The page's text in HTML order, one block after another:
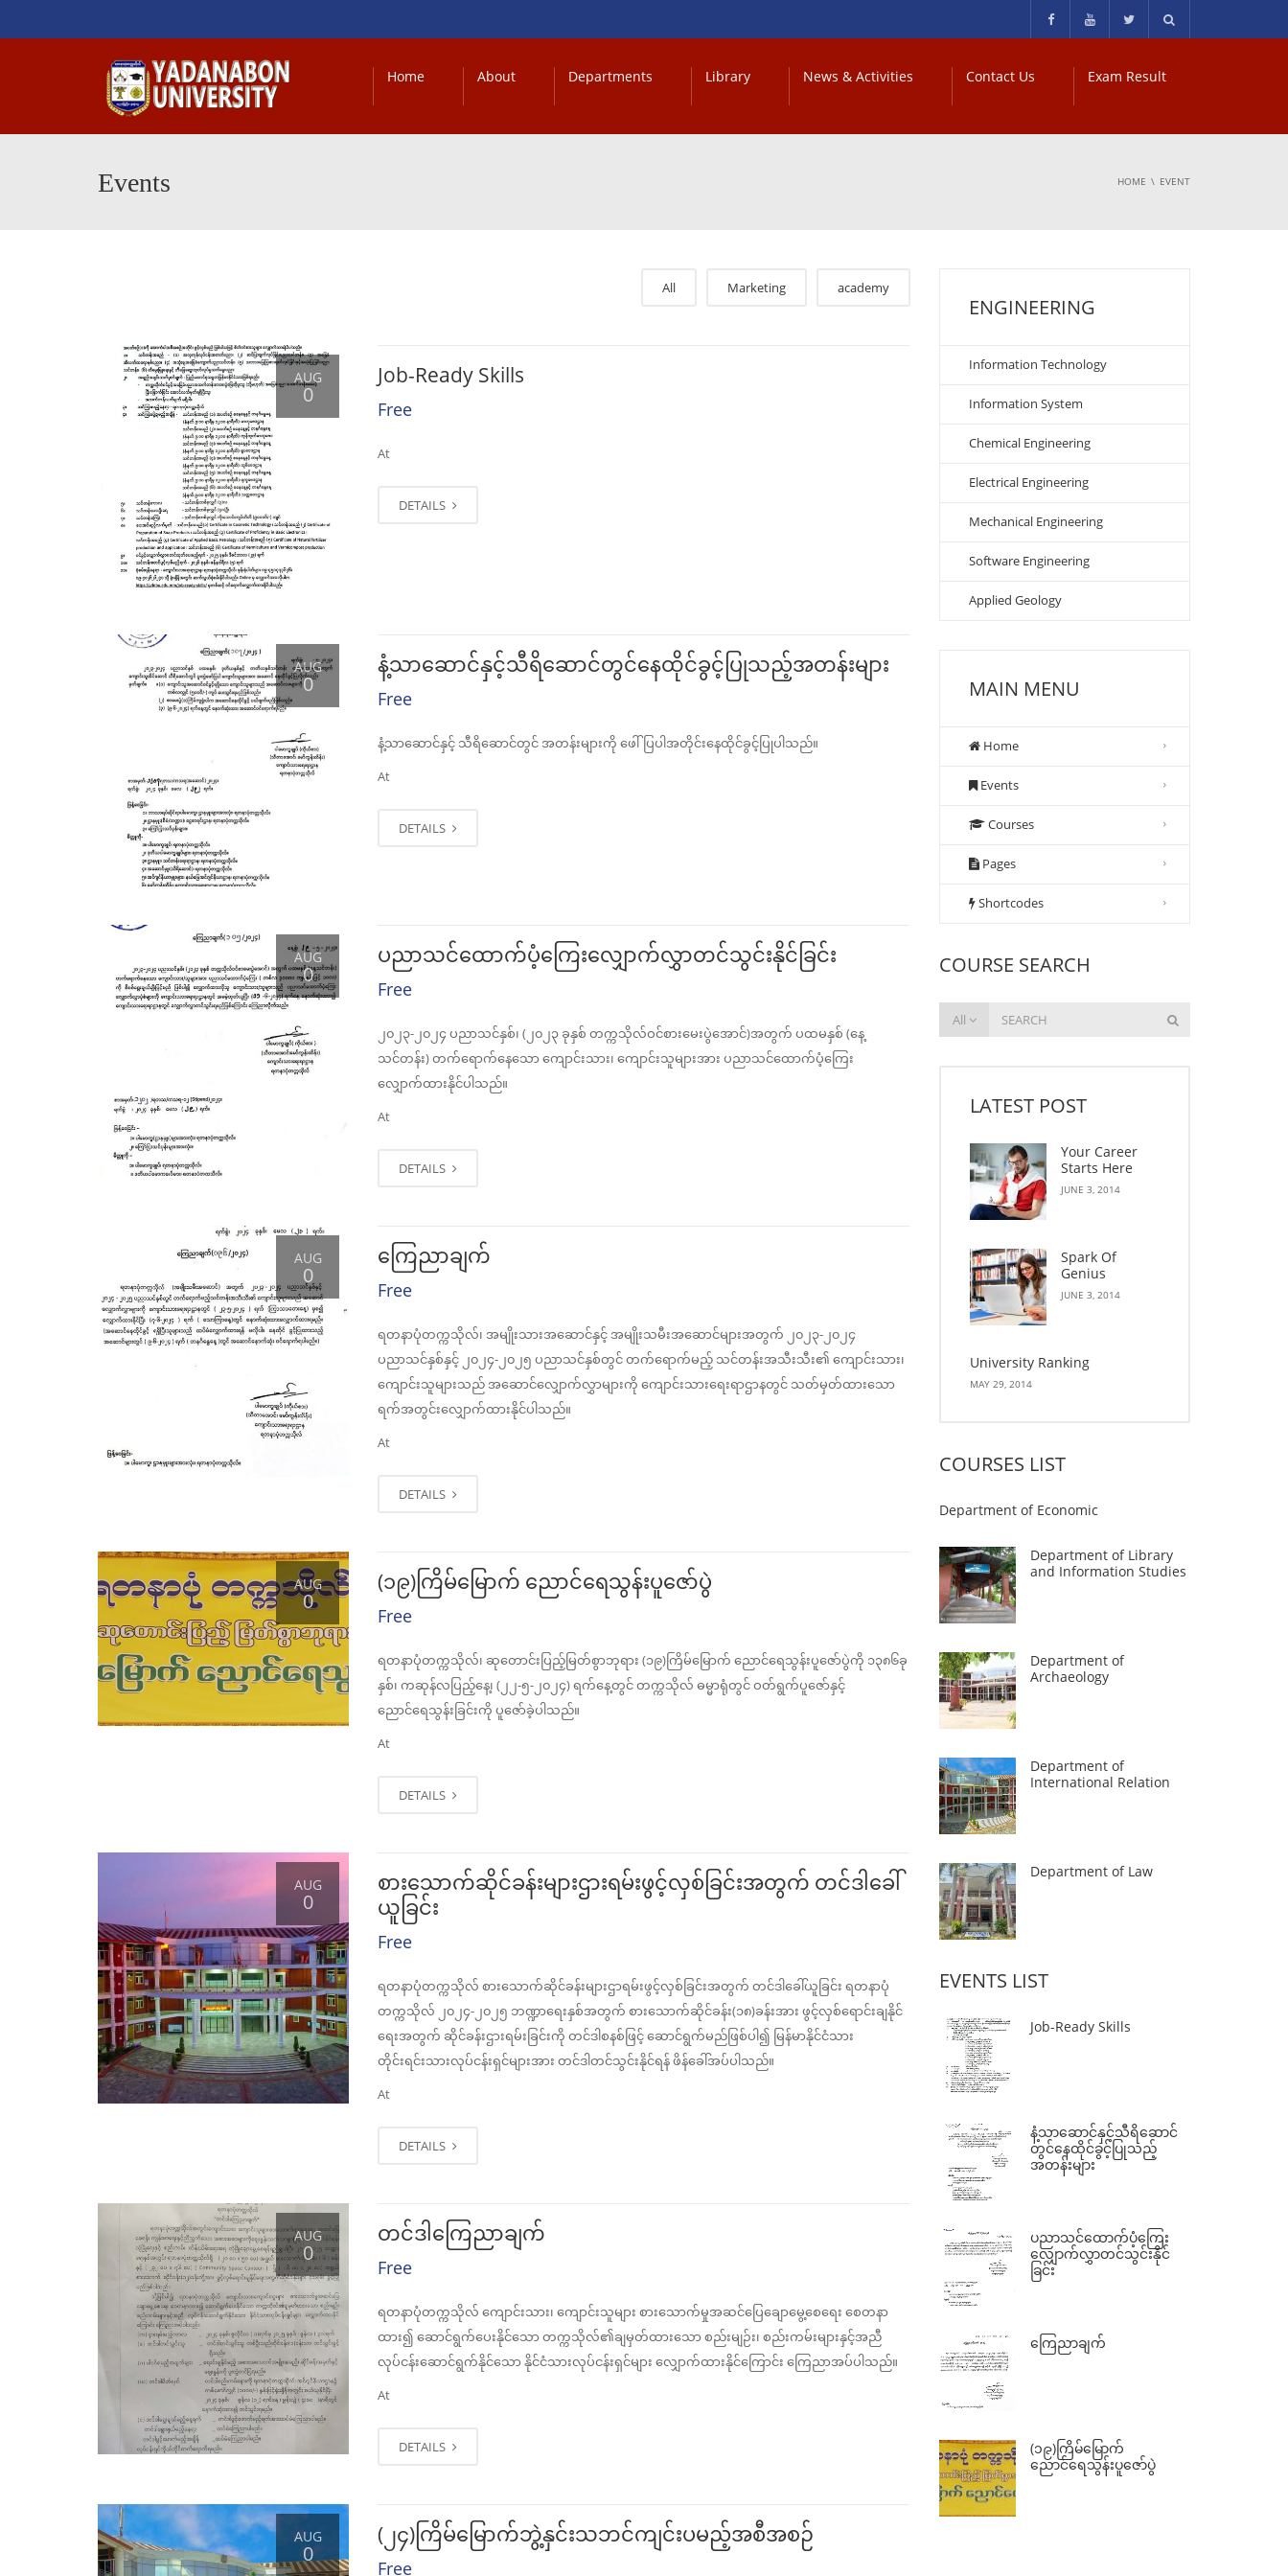
Home About Departments Library News & Activities Contact Us Exam Result
Events HOME EVENT
All Marketing academy
AUG
0
Job-Ready Skills
Free
At
DETAILS
AUG
0
နံ့သာဆောင်နှင့်သီရိဆောင်တွင်နေထိုင်ခွင့်ပြုသည့်အတန်းများ
Free
နံ့သာဆောင်နှင့် သီရိဆောင်တွင် အတန်းများကို ဖေါ်ပြပါအတိုင်းနေထိုင်ခွင့်ပြုပါသည်။
At
DETAILS
AUG
0
ပညာသင်ထောက်ပံ့ကြေးလျှောက်လွှာတင်သွင်းနိုင်ခြင်း
Free
၂၀၂၃-၂၀၂၄ ပညာသင်နှစ်၊ (၂၀၂၃ ခုနှစ် တက္ကသိုလ်ဝင်စားမေးပွဲအောင်)အတွက် ပထမနှစ် (နေ့
သင်တန်း) တက်ရောက်နေသော ကျောင်းသား၊ ကျောင်းသူများအား ပညာသင်ထောက်ပံ့ကြေး
လျှောက်ထားနိုင်ပါသည်။
At
DETAILS
AUG
0
ကြေညာချက်
Free
ရတနာပုံတက္ကသိုလ်၊ အမျိုးသားအဆောင်နှင့် အမျိုးသမီးအဆောင်များအတွက် ၂၀၂၃-၂၀၂၄
ပညာသင်နှစ်နှင့် ၂၀၂၄-၂၀၂၅ ပညာသင်နှစ်တွင် တက်ရောက်မည့် သင်တန်းအသီးသီး၏ ကျောင်းသား၊
ကျောင်းသူများသည် အဆောင်လျှောက်လွှာများကို ကျောင်းသားရေးရာဌာနတွင် သတ်မှတ်ထားသော
ရက်အတွင်းလျှောက်ထားနိုင်ပါသည်။
At
DETAILS
AUG
0
(၁၉)ကြိမ်မြောက် ညောင်ရေသွန်းပူဇော်ပွဲ
Free
ရတနာပုံတက္ကသိုလ်၊ ဆုတောင်းပြည့်မြတ်စွာဘုရား (၁၉)ကြိမ်မြောက် ညောင်ရေသွန်းပူဇော်ပွဲကို ၁၃၈၆ခု
နှစ်၊ ကဆုန်လပြည့်နေ့၊ (၂၂-၅-၂၀၂၄) ရက်နေ့တွင် တက္ကသိုလ် ဓမ္မာရုံတွင် ဝတ်ရွက်ပူဇော်နှင့်
ညောင်ရေသွန်းခြင်းကို ပူဇော်ခဲ့ပါသည်။
At
DETAILS
AUG
0
စားသောက်ဆိုင်ခန်းများဌားရမ်းဖွင့်လှစ်ခြင်းအတွက် တင်ဒါခေါ်
ယူခြင်း
Free
ရတနာပုံတက္ကသိုလ် စားသောက်ဆိုင်ခန်းများဌာရမ်းဖွင့်လှစ်ခြင်းအတွက် တင်ဒါခေါ်ယူခြင်း ရတနာပုံ
တက္ကသိုလ် ၂၀၂၄-၂၀၂၅ ဘဏ္ဍာရေးနှစ်အတွက် စားသောက်ဆိုင်ခန်း(၁၈)ခန်းအား ဖွင့်လှစ်ရောင်းချနိုင်
ရေးအတွက် ဆိုင်ခန်းဌားရမ်းခြင်းကို တင်ဒါစနစ်ဖြင့် ဆောင်ရွက်မည်ဖြစ်ပါ၍ မြန်မာနိုင်ငံသား
တိုင်းရင်းသားလုပ်ငန်းရှင်များအား တင်ဒါတင်သွင်းနိုင်ရန် ဖိန်ခေါ်အပ်ပါသည်။
At
DETAILS
AUG
0
တင်ဒါကြေညာချက်
Free
ရတနာပုံတက္ကသိုလ် ကျောင်းသား၊ ကျောင်းသူများ စားသောက်မှုအဆင်ပြေချောမွေ့စေရေး စေတနာ
ထား၍ ဆောင်ရွက်ပေးနိုင်သော တက္ကသိုလ်၏ချမှတ်ထားသော စည်းမျဉ်း၊ စည်းကမ်းများနှင့်အညီ
လုပ်ငန်းဆောင်ရွက်နိုင်သော နိုင်ငံသားလုပ်ငန်းရှင်များ လျှောက်ထားနိုင်ကြောင်း ကြေညာအပ်ပါသည်။
At
DETAILS
AUG
0
(၂၄)ကြိမ်မြောက်ဘွဲ့နှင်းသဘင်ကျင်းပမည့်အစီအစဉ်
Free
ENGINEERING
Information Technology
Information System
Chemical Engineering
Electrical Engineering
Mechanical Engineering
Software Engineering
Applied Geology
MAIN MENU
Home
Events
Courses
Pages
Shortcodes
COURSE SEARCH
All
LATEST POST
Your Career
Starts Here
JUNE 3, 2014
Spark Of
Genius
JUNE 3, 2014
University Ranking
MAY 29, 2014
COURSES LIST
Department of Economic
Department of Library
and Information Studies
Department of
Archaeology
Department of
International Relation
Department of Law
EVENTS LIST
Job-Ready Skills
နံ့သာဆောင်နှင့်သီရိဆောင်
တွင်နေထိုင်ခွင့်ပြုသည့်
အတန်းများ
ပညာသင်ထောက်ပံ့ကြေး
လျှောက်လွှာတင်သွင်းနိုင်
ခြင်း
ကြေညာချက်
(၁၉)ကြိမ်မြောက်
ညောင်ရေသွန်းပူဇော်ပွဲ